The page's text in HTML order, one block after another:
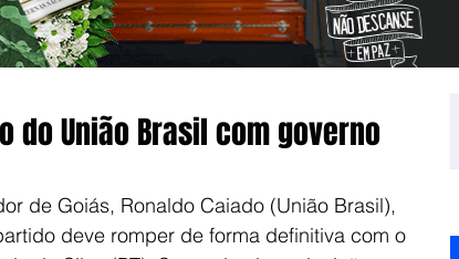
do União Brasil com governo
de Goiás, Ronaldo Caiado (União Brasil),
deve romper de forma definitiva com o